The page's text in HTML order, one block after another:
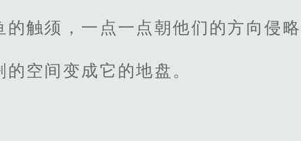
触须，一点一点朝他们的方向侵略
空间变成它的地盘。